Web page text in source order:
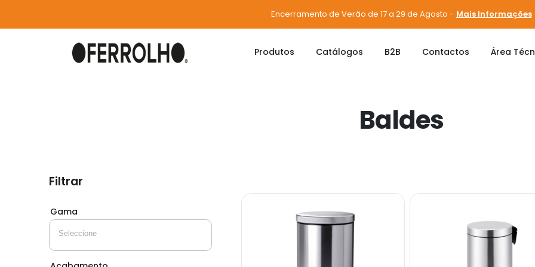
Encerramento de Verão de 17 a 29 de Agosto - Mais Informações
Produtos Catálogos B2B Contactos Área
Home Produtos WC
Baldes
Filtrar
Gama